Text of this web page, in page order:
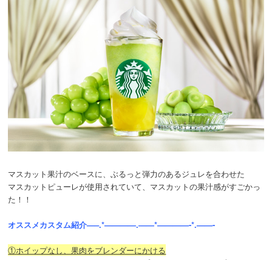
マスカット果汁のベースに、ぶるっと弾力のあるジュレを合わせた
マスカットピューレが使用されていて、マスカットの果汁感がすごかっ
た！！
オススメカスタム紹介—–.*————.——*————-*.——-
①ホイップなし、果肉をブレンダーにかける